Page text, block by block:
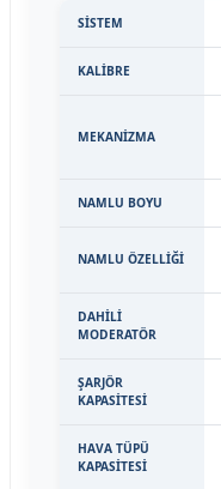
SİSTEM
KALİBRE
MEKANİZMA
NAMLU BOYU
NAMLU ÖZELLİĞİ
DAHİLİ
MODERATÖR
ŞARJÖR
KAPASİTESİ
HAVA TÜPÜ
KAPASİTESİ